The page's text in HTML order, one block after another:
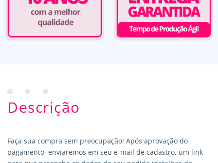
Descrição
Faça sua compra sem preocupação! Após aprovação do
pagamento, enviaremos em seu e-mail de cadastro, um link